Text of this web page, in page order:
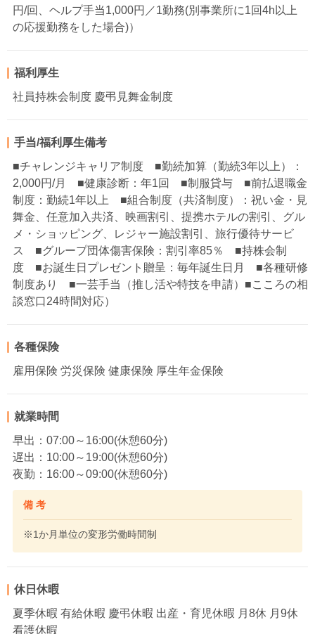
円/回、ヘルプ手当1,000円／1勤務(別事業所に1回4h以上
の応援勤務をした場合)）
福利厚生
社員持株会制度 慶弔見舞金制度
手当/福利厚生備考
■チャレンジキャリア制度 ■勤続加算（勤続3年以上）：
2,000円/月 ■健康診断：年1回 ■制服貸与 ■前払退職金
制度：勤続1年以上 ■組合制度（共済制度）：祝い金・見
舞金、任意加入共済、映画割引、提携ホテルの割引、グル
メ・ショッピング、レジャー施設割引、旅行優待サービ
ス ■グループ団体傷害保険：割引率85％ ■持株会制
度 ■お誕生日プレゼント贈呈：毎年誕生日月 ■各種研修
制度あり ■一芸手当（推し活や特技を申請）■こころの相
談窓口24時間対応）
各種保険
雇用保険 労災保険 健康保険 厚生年金保険
就業時間
早出：07:00～16:00(休憩60分)
遅出：10:00～19:00(休憩60分)
夜勤：16:00～09:00(休憩60分)
備 考
※1か月単位の変形労働時間制
休日休暇
夏季休暇 有給休暇 慶弔休暇 出産・育児休暇 月8休 月9休
看護休暇